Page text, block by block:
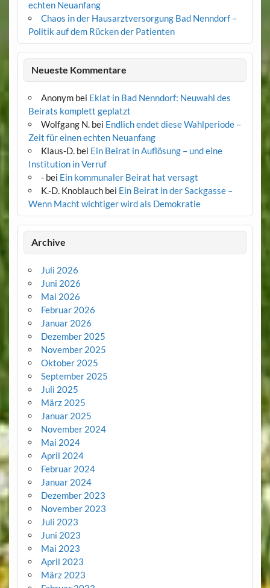
echten Neuanfang
Chaos in der Hausarztversorgung Bad Nenndorf –
Politik auf dem Rücken der Patienten
Neueste Kommentare
Anonymbei Eklat in Bad Nenndorf: Neuwahl des
Beirats komplett geplatzt
Wolfgang N.bei Endlich endet diese Wahlperiode –
Zeit für einen echten Neuanfang
Klaus-D.bei Ein Beirat in Auflösung – und eine
Institution in Verruf
-bei Ein kommunaler Beirat hat versagt
K.-D. Knoblauchbei Ein Beirat in der Sackgasse –
Wenn Macht wichtiger wird als Demokratie
Archive
Juli 2026
Juni 2026
Mai 2026
Februar 2026
Januar 2026
Dezember 2025
November 2025
Oktober 2025
September 2025
Juli 2025
März 2025
Januar 2025
November 2024
Mai 2024
April 2024
Februar 2024
Januar 2024
Dezember 2023
November 2023
Juli 2023
Juni 2023
Mai 2023
April 2023
März 2023